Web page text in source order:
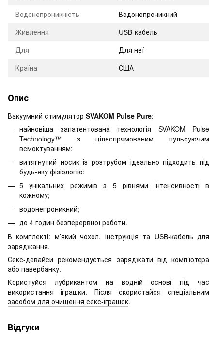
Водонепроникність
Водонепроникний
Живлення
USB-кабель
Для
Для неї
Країна
США
Опис
Вакуумний стимулятор SVAKOM Pulse Pure:
найновіша запатентована технологія SVAKOM Pulse
Technology™ з цілеспрямованим пульсуючим
всмоктуванням;
витягнутий носик із розтрубом ідеально підходить під
будь-яку фізіологію;
5 унікальних режимів з 5 рівнями інтенсивності в
кожному;
водонепроникний;
до 4 годин безперервної роботи.
В комплекті: м’який чохол, інструкція та USB-кабель для
заряджання.
Секс-девайси рекомендується заряджати від комп’ютера
або павербанку.
Користуйся лубрикантом на водній основі під час
використання іграшки. Після скористайся спеціальним
засобом для очищення секс-іграшок.
Відгуки